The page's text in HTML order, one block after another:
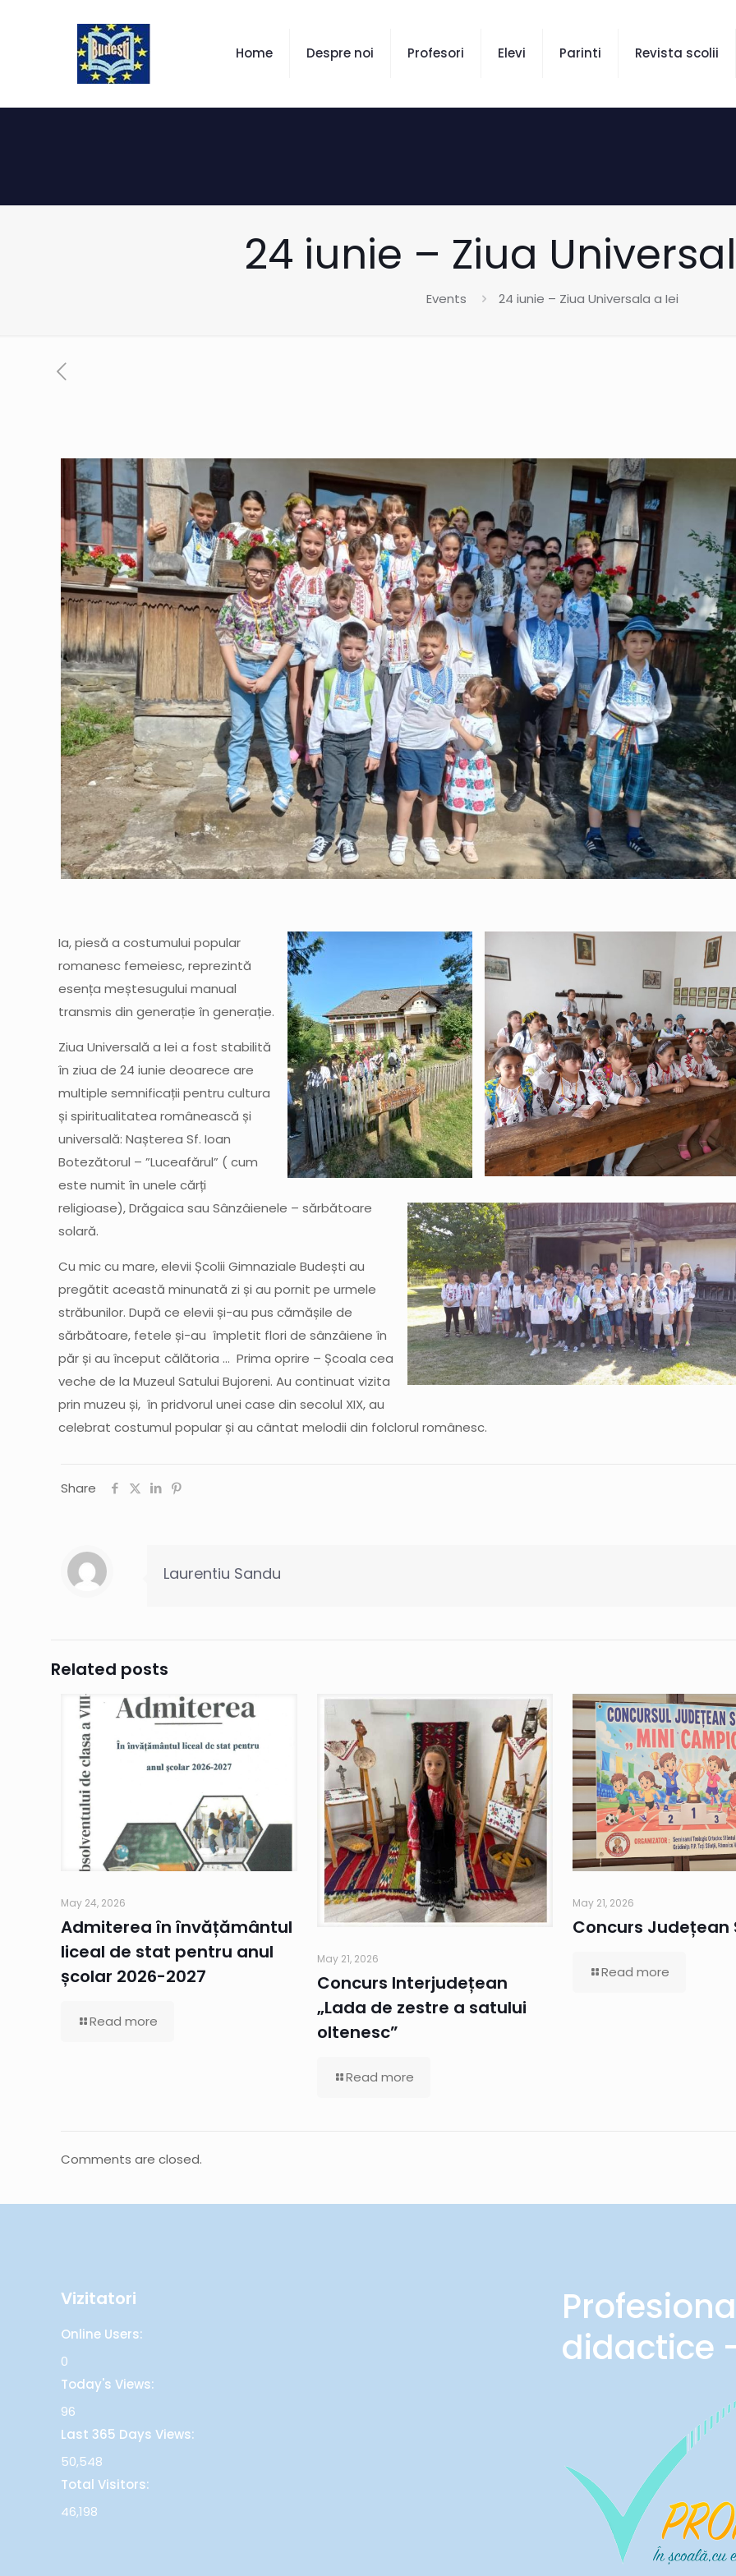
Home Despre noi Profesori Elevi Parinti Revista scolii
24 iunie – Ziua
Events 24 iunie – Ziua Universala a Iei
Ia, piesă a costumului popular
romanesc femeiesc, reprezintă
esența meștesugului manual
transmis din generație în generație.
Ziua Universală a Iei a fost stabilită
în ziua de 24 iunie deoarece are
multiple semnificații pentru cultura
și spiritualitatea românească și
universală: Nașterea Sf. Ioan
Botezătorul – ”Luceafărul” ( cum
este numit în unele cărți
religioase), Drăgaica sau Sânzâienele – sărbătoare
solară.
Cu mic cu mare, elevii Școlii Gimnaziale Budești au
pregătit această minunată zi și au pornit pe urmele
străbunilor. După ce elevii și-au pus cămășile de
sărbătoare, fetele și-au împletit flori de sânzâiene în
păr și au început călătoria … Prima oprire – Școala cea
veche de la Muzeul Satului Bujoreni. Au continuat vizita
prin muzeu și, în pridvorul unei case din secolul XIX, au
celebrat costumul popular și au cântat melodii din folclorul românesc.
Share
Laurentiu Sandu
Related posts
May 24, 2026
Admiterea în învățământul
liceal de stat pentru anul
școlar 2026-2027
Read more
May 21, 2026
Concurs Interjudețean
„Lada de zestre a satului
oltenesc”
Read more
May 21, 2026
Concurs Județean
Read more
Comments are closed.
Vizitatori
Online Users:
0
Today's Views:
96
Last 365 Days Views:
50,548
Total Visitors:
46,198
didactice -